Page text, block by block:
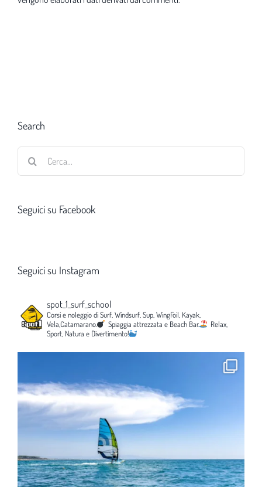
Search
Seguici su Facebook
Seguici su Instagram
spot_1_surf_school
Corsi e noleggio di Surf, Windsurf, Sup, WingFoil, Kayak,
Vela,Catamarano.
Spiaggia attrezzata e Beach Bar.
Relax,
Sport, Natura e Divertimento!